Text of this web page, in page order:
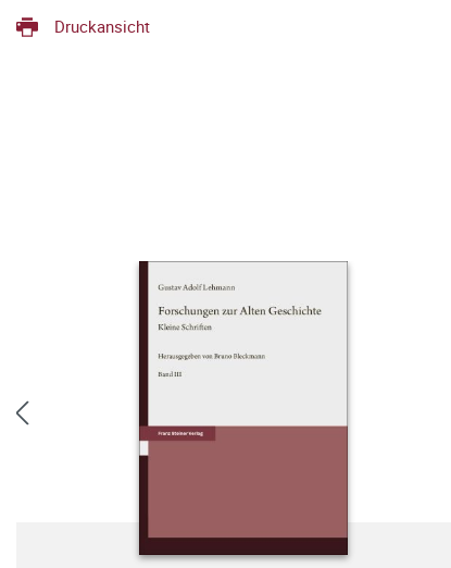
Druckansicht